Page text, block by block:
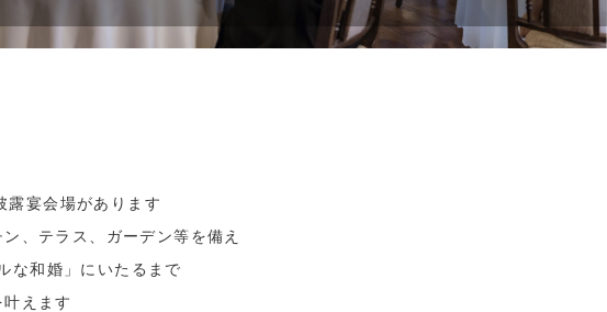
露宴会場があります
、テラス、ガーデン等を備え
な和婚」にいたるまで
えます